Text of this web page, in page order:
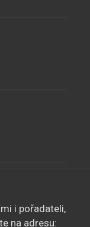
i pořadateli,
na adresu: